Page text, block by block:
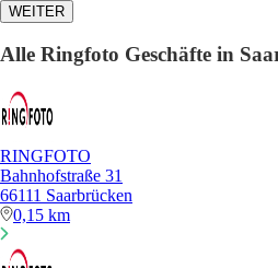
WEITER
Alle Ringfoto Geschäfte in
RINGFOTO
Bahnhofstraße 31
66111 Saarbrücken
0,15 km